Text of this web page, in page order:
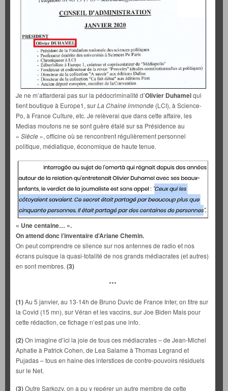
Je ne m’attarderai pas sur la pédocriminalité d’Olivier Duhamelqui
tient boutique à Europe1, surLa Chaine immonde (LCI), à Science-
Po, à France Culture, etc. Je relèverai que dans cette affaire, les
Medias moutons ne se sont guère étalé sur sa Présidence au
« Siècle », officine où se rencontrent régulièrement personnel
politique, médiatique, économique de haute tenue.
« Une centaine… ».
On attend donc l’inventaire d’Ariane Chemin.
On peut comprendre ce silence sur nos antennes de radio et nos
écrans puisque la quasi-totalité de nos grands médiacrates (et autres)
en sont membres. (3)
***
(1)Au 5 janvier, au 13-14h de Bruno Duvic de France Inter, on titre sur
la Covid (15 mn), sur Véran et les vaccins, sur Joe Biden Mais pour
cette rédaction, ce fichage n’est pas une info.
(2)On imagine d’ici la joie de tous ces médiacrates – de Jean-Michel
Aphatie à Patrick Cohen, de Lea Salame à Thomas Legrand et
Pujadas – tous en haine des interstices de contre-pouvoirs résiduels
sur le Net.
(3)Outre Sarkozy, on a pu y repérer un autre membre de cette